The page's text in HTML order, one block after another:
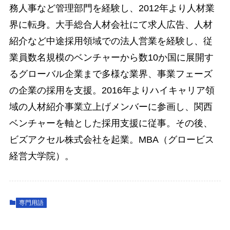
務人事など管理部門を経験し、2012年より人材業
界に転身。大手総合人材会社にて求人広告、人材
紹介など中途採用領域での法人営業を経験し、従
業員数名規模のベンチャーから数10か国に展開す
るグローバル企業まで多様な業界、事業フェーズ
の企業の採用を支援。2016年よりハイキャリア領
域の人材紹介事業立上げメンバーに参画し、関西
ベンチャーを軸とした採用支援に従事。その後、
ビズアクセル株式会社を起業。MBA（グロービス
経営大学院）。
専門用語